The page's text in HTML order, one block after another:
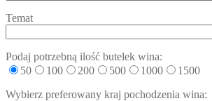
Temat
Podaj potrzebną ilość butelek wina:
50
100 200 500 1000
1500
Wybierz preferowany kraj pochodzenia wina: